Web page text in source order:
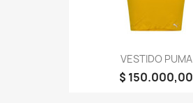
VESTIDO PUMA
$ 150.000,00